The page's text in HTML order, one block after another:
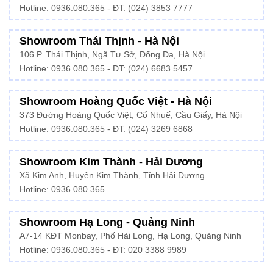
Hotline: 0936.080.365 - ĐT: (024) 3853 7777
Showroom Thái Thịnh - Hà Nội
106 P. Thái Thịnh, Ngã Tư Sở, Đống Đa, Hà Nội
Hotline: 0936.080.365 - ĐT: (024) 6683 5457
Showroom Hoàng Quốc Việt - Hà Nội
373 Đường Hoàng Quốc Việt, Cổ Nhuế, Cầu Giấy, Hà Nội
Hotline: 0936.080.365 - ĐT: (024) 3269 6868
Showroom Kim Thành - Hải Dương
Xã Kim Anh, Huyện Kim Thành, Tỉnh Hải Dương
Hotline: 0936.080.365
Showroom Hạ Long - Quảng Ninh
A7-14 KĐT Monbay, Phố Hải Long, Hạ Long, Quảng Ninh
Hotline: 0936.080.365 - ĐT: 020 3388 9989